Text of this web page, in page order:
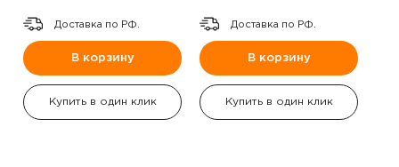
Доставка по РФ.
В корзину
Купить в один клик
Доставка по РФ.
В корзину
Купить в один клик